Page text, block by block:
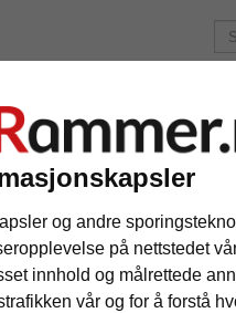
og andre
på nettstedet
innhold og målrettede
vår og for å forstå
er 175 kruansett hvor mye